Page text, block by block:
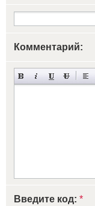
Комментарий:
Введите код: *